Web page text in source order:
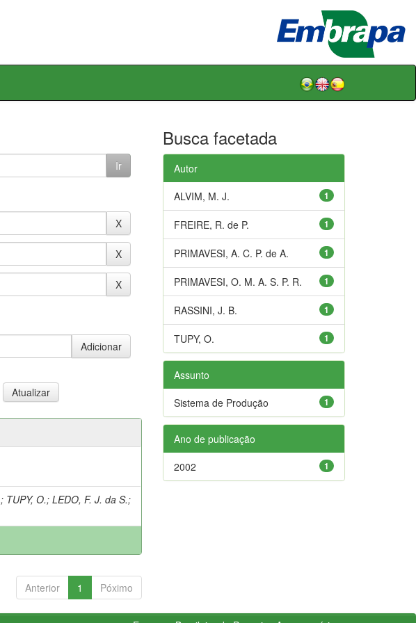
; TUPY, O.;LEDO, F. J. da S.;
Anterior 1 Póximo
Busca facetada
Autor
1
ALVIM, M. J.
1
FREIRE, R. de P.
1
PRIMAVESI, A. C. P. de A.
1
PRIMAVESI, O. M. A. S. P. R.
1
RASSINI, J. B.
1
TUPY, O.
Assunto
1
Sistema de Produção
Ano de publicação
1
2002